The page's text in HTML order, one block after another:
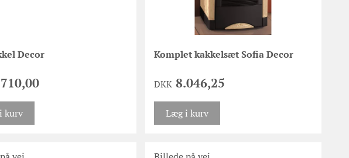
Decor
kurv
Komplet kakkelsæt Sofia Decor
DKK8.046,25
Læg i kurv